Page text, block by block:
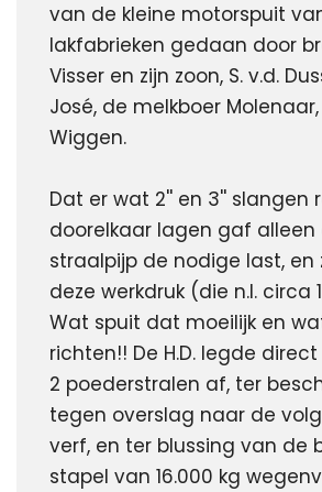
van de kleine motorspuit
lakfabrieken gedaan door
Visser en zijn zoon, S. v.d.
José, de melkboer
Wiggen.
Dat er wat 2'' en 3'' slangen
doorelkaar lagen gaf alleen
straalpijp de nodige last, en
deze werkdruk (die n.l. circa
Wat spuit dat moeilijk en
richten!! De H.D. legde
2 poederstralen af, ter
tegen overslag naar de
verf, en ter blussing van de
stapel van 16.000 kg